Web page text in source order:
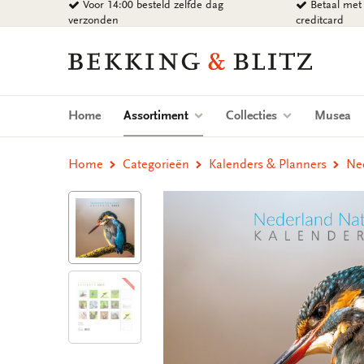
naar
Voor 14:00 besteld zelfde dag
verzonden
Betaal
creditcard
Bekking
Blitz
Uitgevers
Home Assortiment (current)Collecties Musea
Home Categorieën Kalenders & Planners